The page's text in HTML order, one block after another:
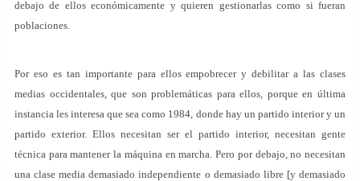
debajo de ellos económicamente y quieren gestionarlas como si fueran
poblaciones.
Por eso es tan importante para ellos empobrecer y debilitar a las clases
medias occidentales, que son problemáticas para ellos, porque en última
instancia les interesa que sea como 1984, donde hay un partido interior y un
partido exterior. Ellos necesitan ser el partido interior, necesitan gente
técnica para mantener la máquina en marcha. Pero por debajo, no necesitan
una clase media demasiado independiente o demasiado libre [y demasiado